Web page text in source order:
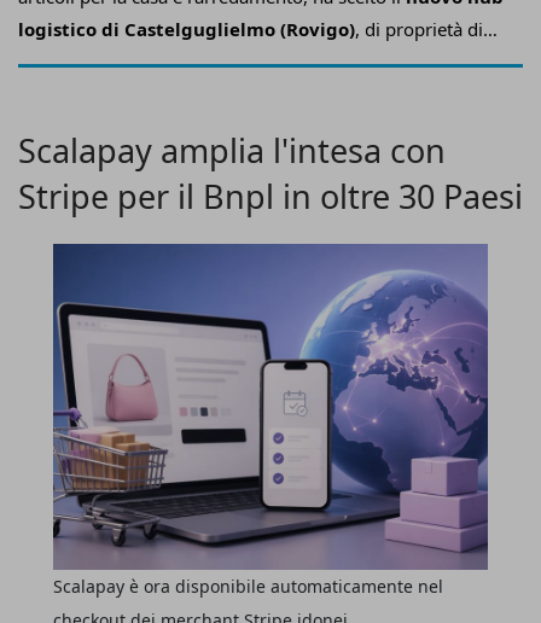
logistico di Castelguglielmo (Rovigo), di proprietà di
Castello Sgr, per supportare la propria crescita e
Scalapay amplia l'intesa con
Stripe per il Bnpl in oltre 30 Paesi
Scalapay è ora disponibile automaticamente nel